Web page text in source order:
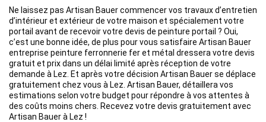
Ne laissez pas Artisan Bauer commencer vos travaux d’entretien
d’intérieur et extérieur de votre maison et spécialement votre
portail avant de recevoir votre devis de peinture portail ? Oui,
c’est une bonne idée, de plus pour vous satisfaire Artisan Bauer
entreprise peinture ferronnerie fer et métal dressera votre devis
gratuit et prix dans un délai limité après réception de votre
demande à Lez. Et après votre décision Artisan Bauer se déplace
gratuitement chez vous à Lez. Artisan Bauer, détaillera vos
estimations selon votre budget pour répondre à vos attentes à
des coûts moins chers. Recevez votre devis gratuitement avec
Artisan Bauer à Lez !